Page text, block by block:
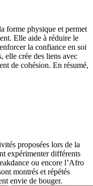
forme physique et permet
Elle aide à réduire le
la confiance en soi
elle crée des liens avec
de cohésion. En résumé,
proposées lors de la
expérimenter différents
ou encore l’Afro
montrés et répétés
envie de bouger.